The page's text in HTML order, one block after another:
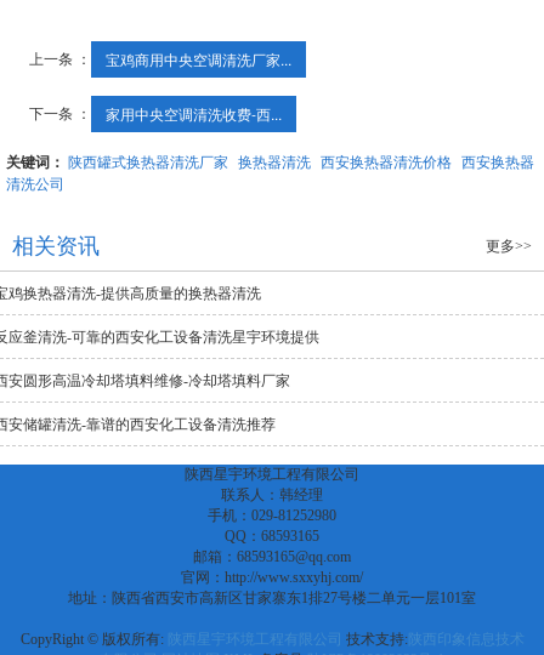
上一条 ： 宝鸡商用中央空调清洗厂家...
下一条 ： 家用中央空调清洗收费-西...
关键词： 陕西罐式换热器清洗厂家 换热器清洗 西安换热器清洗价格 西安换热器
清洗公司
相关资讯 更多>>
鸡换热器清洗-提供高质量的换热器清洗
应釜清洗-可靠的西安化工设备清洗星宇环境提供
安圆形高温冷却塔填料维修-冷却塔填料厂家
安储罐清洗-靠谱的西安化工设备清洗推荐
陕西星宇环境工程有限公司
联系人：韩经理
手机：029-81252980
QQ：68593165
邮箱：68593165@qq.com
官网：http://www.sxxyhj.com/
地址：陕西省西安市高新区甘家寨东1排27号楼二单元一层101室
CopyRight © 版权所有: 陕西星宇环境工程有限公司 技术支持:陕西印象信息技术